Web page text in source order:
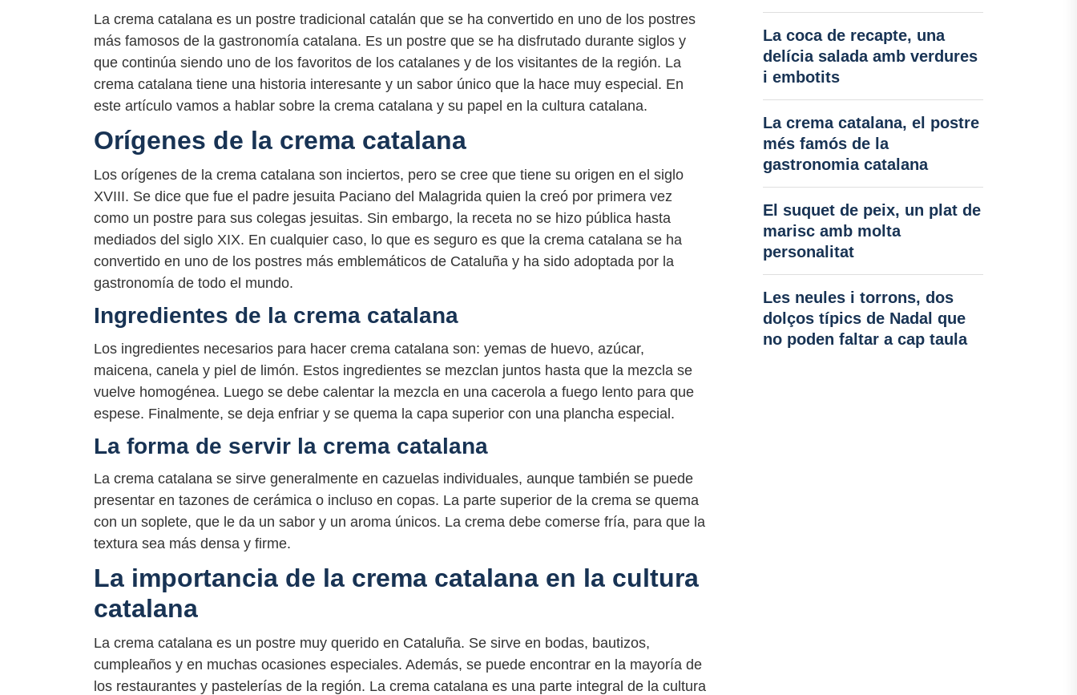
La crema catalana es un postre tradicional catalán que se ha convertido en uno de los postres
más famosos de la gastronomía catalana. Es un postre que se ha disfrutado durante siglos y
que continúa siendo uno de los favoritos de los catalanes y de los visitantes de la región. La
crema catalana tiene una historia interesante y un sabor único que la hace muy especial. En
este artículo vamos a hablar sobre la crema catalana y su papel en la cultura catalana.
Orígenes de la crema catalana
Los orígenes de la crema catalana son inciertos, pero se cree que tiene su origen en el siglo
XVIII. Se dice que fue el padre jesuita Paciano del Malagrida quien la creó por primera vez
como un postre para sus colegas jesuitas. Sin embargo, la receta no se hizo pública hasta
mediados del siglo XIX. En cualquier caso, lo que es seguro es que la crema catalana se ha
convertido en uno de los postres más emblemáticos de Cataluña y ha sido adoptada por la
gastronomía de todo el mundo.
Ingredientes de la crema catalana
Los ingredientes necesarios para hacer crema catalana son: yemas de huevo, azúcar,
maicena, canela y piel de limón. Estos ingredientes se mezclan juntos hasta que la mezcla se
vuelve homogénea. Luego se debe calentar la mezcla en una cacerola a fuego lento para que
espese. Finalmente, se deja enfriar y se quema la capa superior con una plancha especial.
La forma de servir la crema catalana
La crema catalana se sirve generalmente en cazuelas individuales, aunque también se puede
presentar en tazones de cerámica o incluso en copas. La parte superior de la crema se quema
con un soplete, que le da un sabor y un aroma únicos. La crema debe comerse fría, para que la
textura sea más densa y firme.
La importancia de la crema catalana en la cultura
catalana
La crema catalana es un postre muy querido en Cataluña. Se sirve en bodas, bautizos,
cumpleaños y en muchas ocasiones especiales. Además, se puede encontrar en la mayoría de
los restaurantes y pastelerías de la región. La crema catalana es una parte integral de la cultura
La coca de recapte, una
delícia salada amb verdures
i embotits
La crema catalana, el postre
més famós de la
gastronomia catalana
El suquet de peix, un plat de
marisc amb molta
personalitat
Les neules i torrons, dos
dolços típics de Nadal que
no poden faltar a cap taula